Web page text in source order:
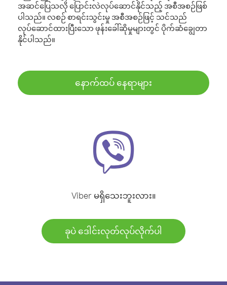
အဆင်ပြေသလို ပြောင်းလဲလုပ်ဆောင်နိုင်သည့် အစီအစဉ်ဖြစ်
ပါသည်။ လစဉ် စာရင်းသွင်းမှု အစီအစဉ်ဖြင့် သင်သည်
လုပ်ဆောင်ထားပြီးသော ဖုန်းခေါ်ဆိုမှုများတွင် ပိုက်ဆံချွေတာ
နိုင်ပါသည်။
နောက်ထပ် နေရာများ
Viber မရှိသေးဘူးလား။
ခုပဲ ဒေါင်းလုတ်လုပ်လိုက်ပါ